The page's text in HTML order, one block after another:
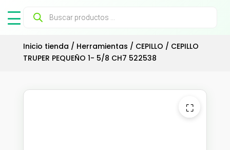
Búsqueda
productos
Inicio tienda / Herramientas / CEPILLO / CEPILLO
TRUPER PEQUEÑO 1- 5/8 CH7 522538
⛶